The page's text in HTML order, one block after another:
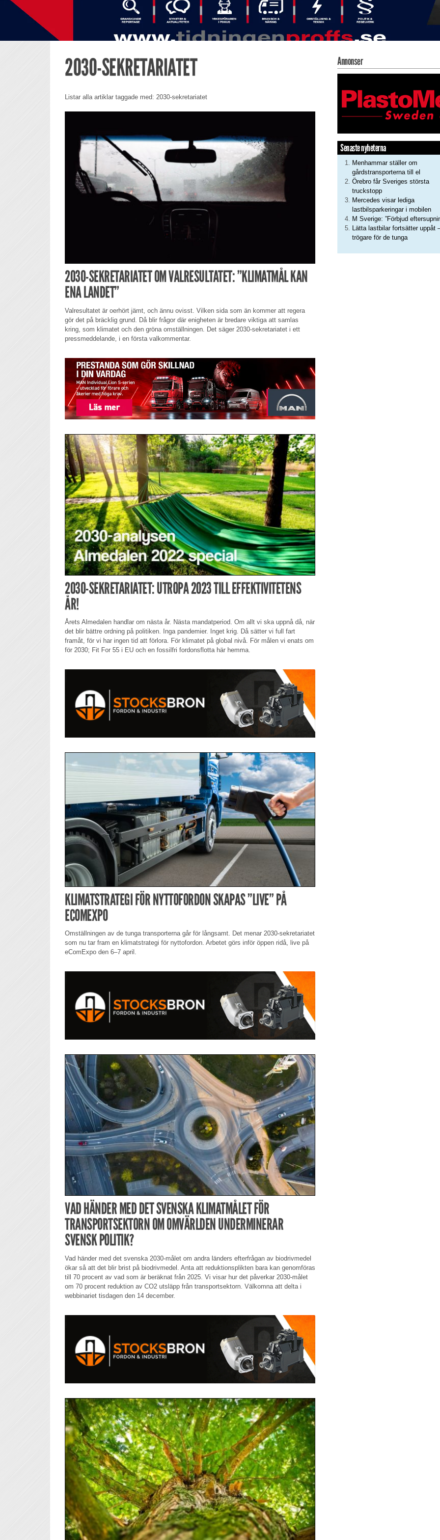
2030-SEKRETARIATET
Listar alla artiklar taggade med: 2030-sekretariatet
2030-SEKRETARIATET OM VALRESULTATET: ”KLIMATMÅL KAN
ENA LANDET”
Valresultatet är oerhört jämt, och ännu ovisst. Vilken sida som än kommer att regera
gör det på bräcklig grund. Då blir frågor där enigheten är bredare viktiga att samlas
kring, som klimatet och den gröna omställningen. Det säger 2030-sekretariatet i ett
pressmeddelande, i en första valkommentar.
2030-SEKRETARIATET: UTROPA 2023 TILL EFFEKTIVITETENS
ÅR!
Årets Almedalen handlar om nästa år. Nästa mandatperiod. Om allt vi ska uppnå då, när
det blir bättre ordning på politiken. Inga pandemier. Inget krig. Då sätter vi full fart
framåt, för vi har ingen tid att förlora. För klimatet på global nivå. För målen vi enats om
för 2030; Fit For 55 i EU och en fossilfri fordonsflotta här hemma.
KLIMATSTRATEGI FÖR NYTTOFORDON SKAPAS ”LIVE” PÅ
ECOMEXPO
Omställningen av de tunga transporterna går för långsamt. Det menar 2030-sekretariatet
som nu tar fram en klimatstrategi för nyttofordon. Arbetet görs inför öppen ridå, live på
eComExpo den 6–7 april.
VAD HÄNDER MED DET SVENSKA KLIMATMÅLET FÖR
TRANSPORTSEKTORN OM OMVÄRLDEN UNDERMINERAR
SVENSK POLITIK?
Vad händer med det svenska 2030-målet om andra länders efterfrågan av biodrivmedel
ökar så att det blir brist på biodrivmedel. Anta att reduktionsplikten bara kan genomföras
till 70 procent av vad som är beräknat från 2025. Vi visar hur det påverkar 2030-målet
om 70 procent reduktion av CO2 utsläpp från transportsektorn. Välkomna att delta i
webbinariet tisdagen den 14 december.
Annonser
Senaste nyheterna
Menhammar ställer om
gårdstransporterna till el
Örebro får Sveriges största
truckstopp
Mercedes visar lediga
lastbilsparkeringar i mobilen
M Sverige: ”Förbjud
Lätta lastbilar fortsätter uppåt
trögare för de tunga